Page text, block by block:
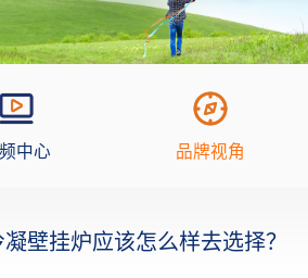
中心 品牌视角
壁挂炉应该怎么样去选择？